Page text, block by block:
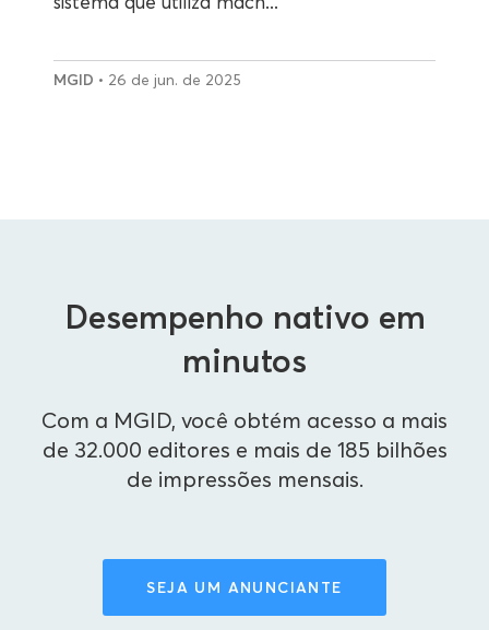
MGID • 26 de jun. de 2025
Desempenho nativo em
minutos
Com a MGID, você obtém acesso a mais
de 32.000 editores e mais de 185 bilhões
de impressões mensais.
SEJA UM ANUNCIANTE